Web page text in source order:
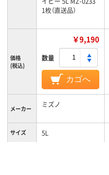
1枚（直送品）
価格
(税込)
￥9,190
数量
カゴへ
メーカー ミズノ
サイズ 5L